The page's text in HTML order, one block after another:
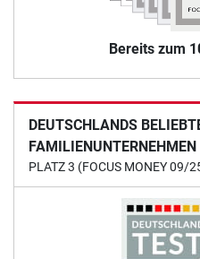
Bereits zum
DEUTSCHLANDS
FAMILIENUNTERNEHMEN
PLATZ 3 (FOCUS MONEY 09/